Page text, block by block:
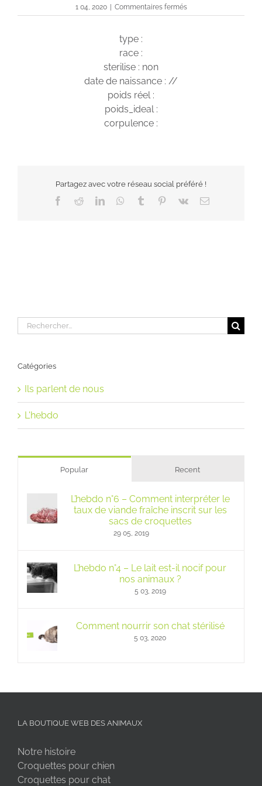
1 04, 2020 Commentaires ferméssur
Falco
type :
race :
sterilise : non
date de naissance : //
poids réel :
poids_ideal :
corpulence :
Partagez avec votre réseau social préféré !
Facebook
RedditLinkedInWhatsApp
Tumblr Pinterest
Vk Email
Rechercher:
Catégories
Ils parlent de nous
L'hebdo
Popular Recent
L’hebdo n°6 – Comment interpréter le
taux de viande fraîche inscrit sur les
sacs de croquettes
29 05, 2019
L’hebdo n°4 – Le lait est-il nocif pour
nos animaux ?
5 03, 2019
Comment nourrir son chat stérilisé
5 03, 2020
LA BOUTIQUE WEB DES ANIMAUX
Notre histoire
Croquettes pour chien
Croquettes pour chat